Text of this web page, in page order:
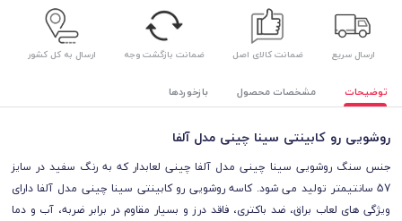
ارسال سریع ضمانت کالای اصل ضمانت بازگشت وجه ارسال به کل کشور
توضیحات مشخصات محصول بازخوردها
روشویی رو کابینتی سینا چینی مدل آلفا
جنس سنگ روشویی سینا چینی مدل آلفا چینی لعابدار که به رنگ سفید در سایز
57 سانتیمتر تولید می شود. کاسه روشویی رو کابینتی سینا چینی مدل آلفا دارای
ویژگی های لعاب براق، ضد باکتری، فاقد درز و بسیار مقاوم در برابر ضربه، آب و دما